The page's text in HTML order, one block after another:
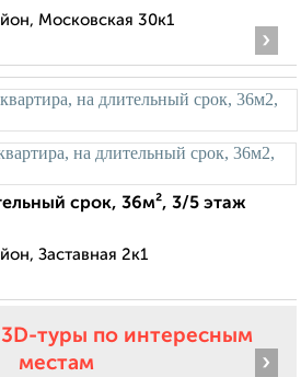
Московская 30к1
›
срок, 36м², 3/5 этаж
Заставная 2к1
туры по интересным
местам
›